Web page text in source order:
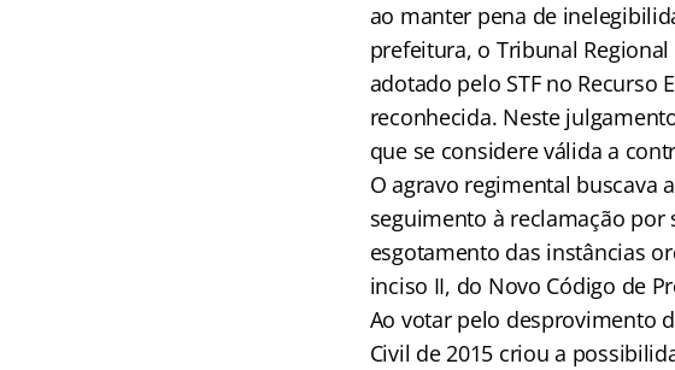
ao manter pena de
prefeitura, o Tribunal
adotado pelo STF no Recurso
reconhecida. Neste
que se considere válida a
O agravo regimental buscava
seguimento à reclamação
esgotamento das instâncias
inciso II, do Novo Código de
Ao votar pelo desprovimento
Civil de 2015 criou a